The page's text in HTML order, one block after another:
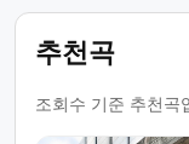
추천곡
조회수 기준 추천곡